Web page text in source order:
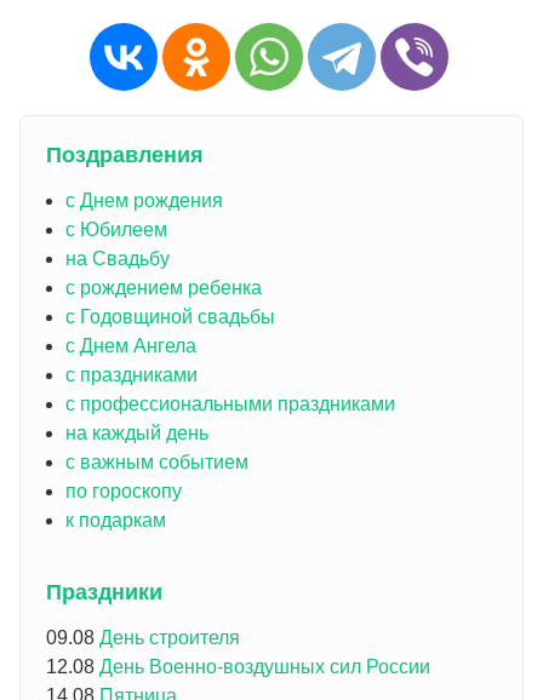
Поздравления
с Днем рождения
с Юбилеем
на Свадьбу
с рождением ребенка
с Годовщиной свадьбы
с Днем Ангела
с праздниками
с профессиональными праздниками
на каждый день
с важным событием
по гороскопу
к подаркам
Праздники
09.08 День строителя
12.08 День Военно-воздушных сил России